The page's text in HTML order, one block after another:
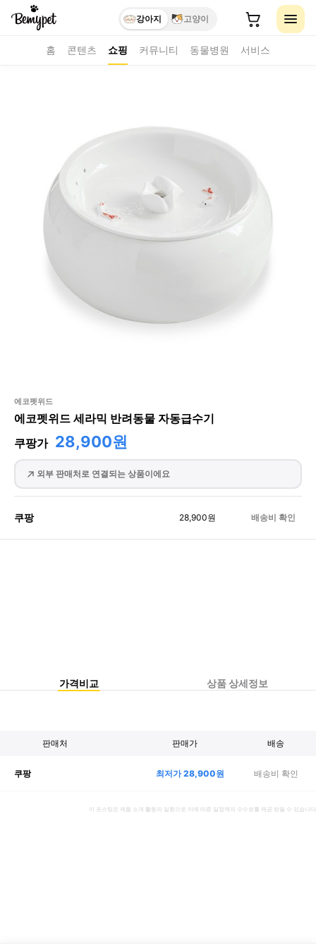
강아지 고양이
홈 콘텐츠 쇼핑 커뮤니티 동물병원 서비스
에코펫위드
에코펫위드 세라믹 반려동물 자동급수기
쿠팡가 28,900원
외부 판매처로 연결되는 상품이에요
쿠팡 28,900원 배송비 확인
가격비교 상품 상세정보
판매처 판매가 배송
쿠팡 최저가28,900원 배송비 확인
이 포스팅은 제품 소개 활동의 일환으로 이에 따른 일정액의 수수료를 제공 받을 수 있습니다